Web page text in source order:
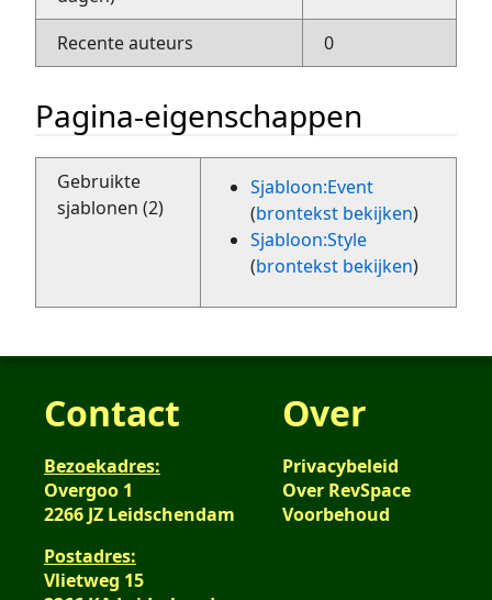
Recente auteurs 0
Pagina-eigenschappen
Gebruikte
sjablonen (2)
Sjabloon:Event
(brontekst bekijken)
Sjabloon:Style
(brontekst bekijken)
Contact
Bezoekadres:
Overgoo 1
2266 JZ Leidschendam
Postadres:
Vlietweg 15
Over
Privacybeleid
Over RevSpace
Voorbehoud